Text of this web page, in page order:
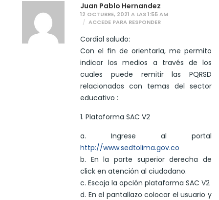
Juan Pablo Hernandez
12 OCTUBRE, 2021 A LAS 1:55 AM
ACCEDE PARA RESPONDER
Cordial saludo:
Con el fin de orientarla, me permito
indicar los medios a través de los
cuales puede remitir las PQRSD
relacionadas con temas del sector
educativo :
1. Plataforma SAC V2
a. Ingrese al portal
http://www.sedtolima.gov.co
b. En la parte superior derecha de
click en atención al ciudadano.
c. Escoja la opción plataforma SAC V2
d. En el pantallazo colocar el usuario y